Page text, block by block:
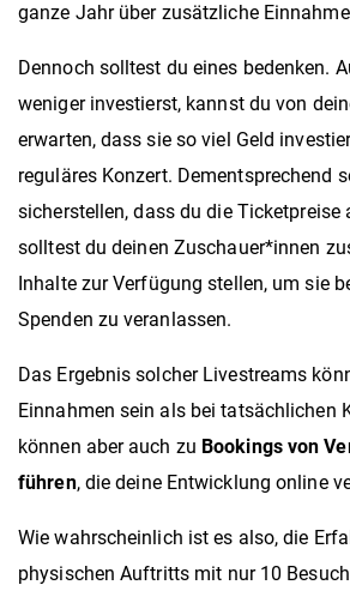
ganze Jahr über zusätzliche
Dennoch solltest du eines bedenken.
weniger investierst, kannst du von
erwarten, dass sie so viel Geld
reguläres Konzert. Dementsprechend
sicherstellen, dass du die Ticketpreise
solltest du deinen Zuschauer*innen
Inhalte zur Verfügung stellen, um sie
Spenden zu veranlassen.
Das Ergebnis solcher Livestreams
Einnahmen sein als bei tatsächlichen
können aber auch zu Bookings von
führen, die deine Entwicklung online
Wie wahrscheinlich ist es also, die
physischen Auftritts mit nur 10